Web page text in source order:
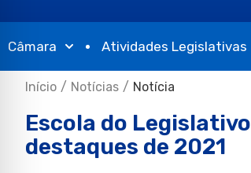
Câmara Atividades Legislativas
Início / Notícias / Notícia
Escola do
destaques de 2021